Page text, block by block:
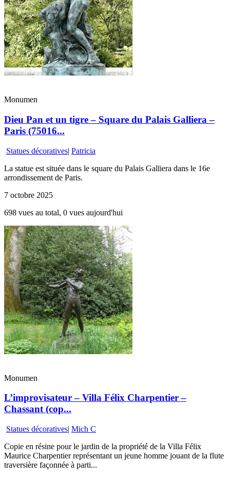
Monumen
Dieu Pan et un tigre – Square du Palais Galliera –
Paris (75016...
Statues décoratives| Patricia
La statue est située dans le square du Palais Galliera dans le 16e
arrondissement de Paris.
7 octobre 2025
698 vues au total, 0 vues aujourd'hui
Monumen
L’improvisateur – Villa Félix Charpentier –
Chassant (cop...
Statues décoratives| Mich C
Copie en résine pour le jardin de la propriété de la Villa Félix
Maurice Charpentier représentant un jeune homme jouant de la flute
traversière façonnée à parti...